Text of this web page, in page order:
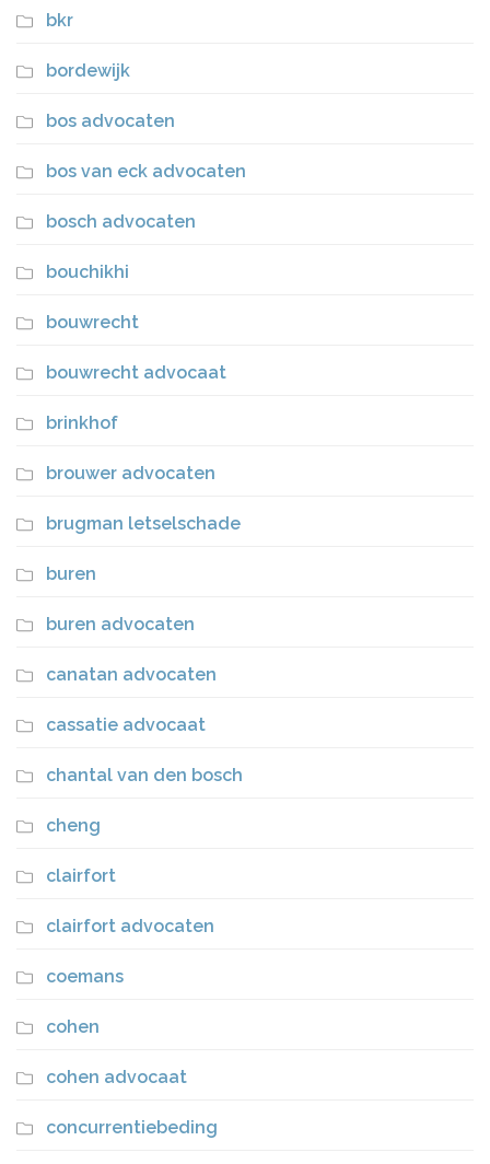
bkr
bordewijk
bos advocaten
bos van eck advocaten
bosch advocaten
bouchikhi
bouwrecht
bouwrecht advocaat
brinkhof
brouwer advocaten
brugman letselschade
buren
buren advocaten
canatan advocaten
cassatie advocaat
chantal van den bosch
cheng
clairfort
clairfort advocaten
coemans
cohen
cohen advocaat
concurrentiebeding